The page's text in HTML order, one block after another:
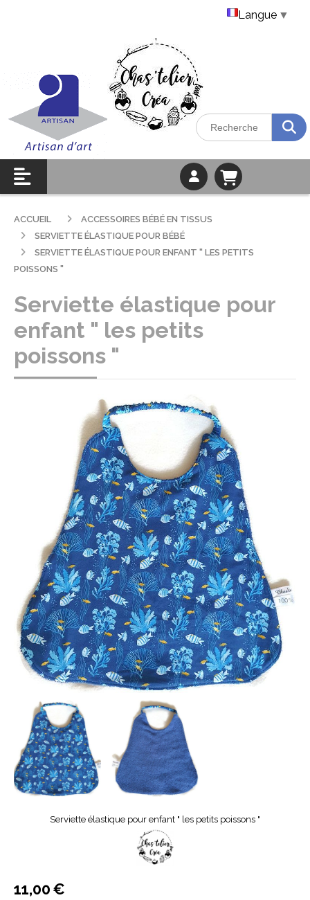
ACCUEIL
ACCESSOIRES BÉBÉ EN TISSUS
SERVIETTE ÉLASTIQUE POUR BÉBÉ
SERVIETTE ÉLASTIQUE POUR ENFANT " LES PETITS
POISSONS "
Serviette élastique pour
enfant " les petits
poissons "
Serviette élastique pour enfant " les petits poissons "
11,00€
Langue ▼